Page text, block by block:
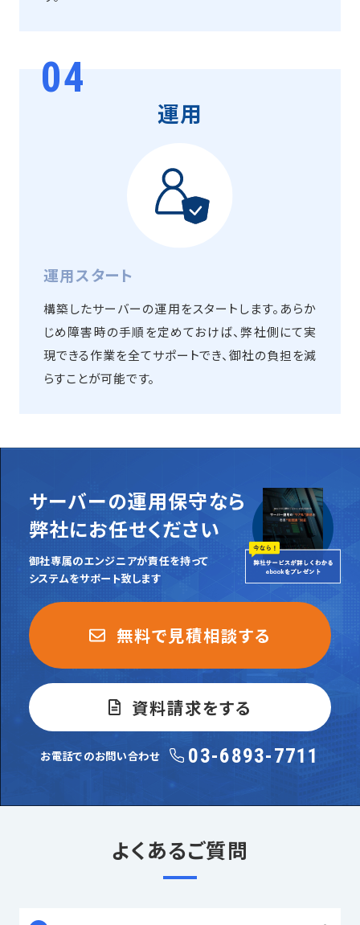
04
運用
運用スタート
構築したサーバーの運用をスタートします。あらか
じめ障害時の手順を定めておけば、弊社側にて実
現できる作業を全てサポートでき、御社の負担を減
らすことが可能です。
サーバーの運用保守なら
弊社にお任せください
御社専属のエンジニアが責任を持って
システムをサポート致します
無料で見積相談する
資料請求をする
お電話でのお問い合わせ 03-6893-7711
よくあるご質問